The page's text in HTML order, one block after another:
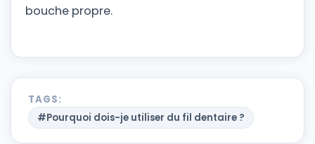
bouche propre.
TAGS:
#Pourquoi dois-je utiliser du fil dentaire ?